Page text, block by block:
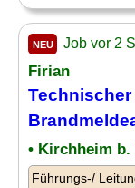
NEU Job vor 2
Firian
Technischer
• Kirchheim b.
Führungs-/